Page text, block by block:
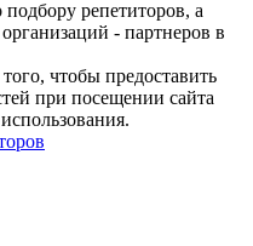
репетиторов, а
- партнеров в
чтобы предоставить
при посещении сайта